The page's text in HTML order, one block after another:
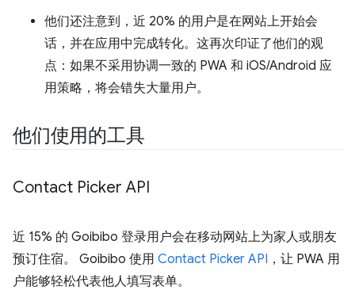
他们还注意到，近 20% 的用户是在网站上开始会
话，并在应用中完成转化。这再次印证了他们的观
点：如果不采用协调一致的 PWA 和 iOS/Android 应
用策略，将会错失大量用户。
他们使用的工具
Contact Picker API
近 15% 的 Goibibo 登录用户会在移动网站上为家人或朋友
预订住宿。 Goibibo 使用 Contact Picker API ，让 PWA 用
户能够轻松代表他人填写表单。